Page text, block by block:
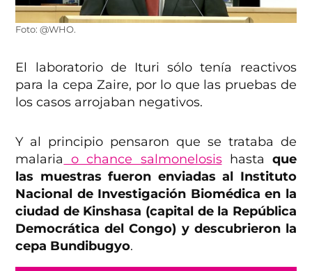
Foto: @WHO.
El laboratorio de Ituri sólo tenía reactivos
para la cepa Zaire, por lo que las pruebas de
los casos arrojaban negativos.
Y al principio pensaron que se trataba de
malaria o chance salmonelosishasta que
las muestras fueron enviadas al Instituto
Nacional de Investigación Biomédica en la
ciudad de Kinshasa (capital de la República
Democrática del Congo) y descubrieron la
cepa Bundibugyo.